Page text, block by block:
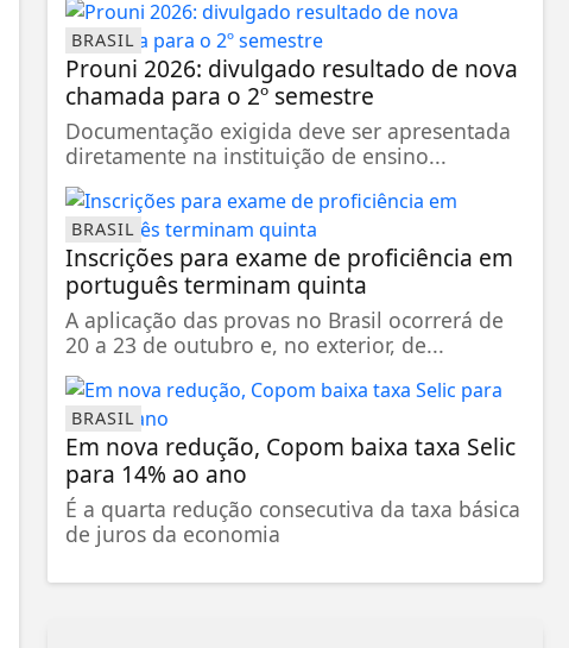
BRASIL
Prouni 2026: divulgado resultado de nova
chamada para o 2º semestre
Documentação exigida deve ser apresentada
diretamente na instituição de ensino...
BRASIL
Inscrições para exame de proficiência em
português terminam quinta
A aplicação das provas no Brasil ocorrerá de
20 a 23 de outubro e, no exterior, de...
BRASIL
Em nova redução, Copom baixa taxa Selic
para 14% ao ano
É a quarta redução consecutiva da taxa básica
de juros da economia